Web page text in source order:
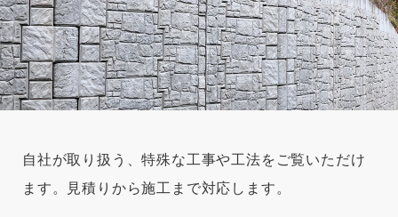
自社が取り扱う、特殊な工事や工法をご覧いただけ
ます。見積りから施工まで対応します。